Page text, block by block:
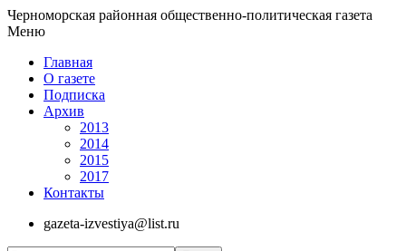
Черноморская районная общественно-политическая газета
Меню
Главная
О газете
Подписка
Архив
2013
2014
2015
2017
Контакты
gazeta-izvestiya@list.ru